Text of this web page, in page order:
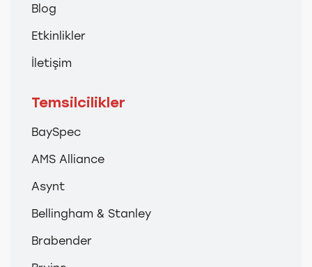
Blog
Etkinlikler
İletişim
Temsilcilikler
BaySpec
AMS Alliance
Asynt
Bellingham & Stanley
Brabender